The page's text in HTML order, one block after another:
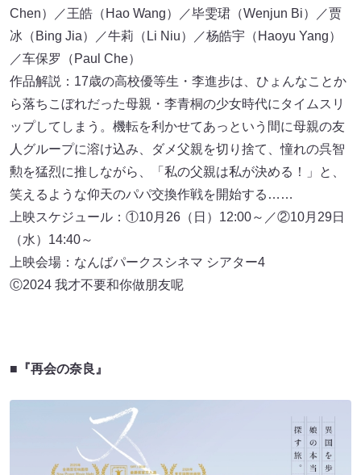
Chen）／王皓（Hao Wang）／毕雯珺（Wenjun Bi）／贾
冰（Bing Jia）／牛莉（Li Niu）／杨皓宇（Haoyu Yang）
／车保罗（Paul Che）
作品解説：17歳の高校優等生・李進步は、ひょんなことか
ら落ちこぼれだった母親・李青桐の少女時代にタイムスリ
ップしてしまう。機転を利かせてあっという間に母親の友
人グループに溶け込み、ダメ父親を切り捨て、憧れの呉智
勲を猛烈に推しながら、「私の父親は私が決める！」と、
笑えるような仰天のパパ交換作戦を開始する……
上映スケジュール：①10月26（日）12:00～／②10月29日
（水）14:40～
上映会場：なんばパークスシネマ シアター4
Ⓒ2024 我才不要和你做朋友呢
■『再会の奈良』